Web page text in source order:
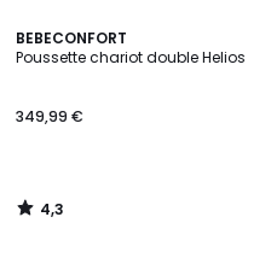
BEBECONFORT
Poussette chariot double Helios
349,99 €
4,3
/ 5
4,3
/